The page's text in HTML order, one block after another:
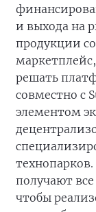
и выхода на
продукции
решать
совместно с
элементом
получают
чтобы